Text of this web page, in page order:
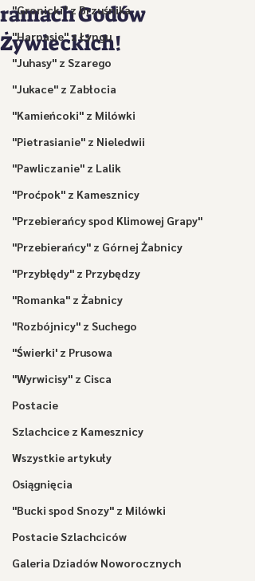
"Gronicki" z Brzuśnika
"Harnasie" z Łyngu
"Juhasy" z Szarego
"Jukace" z Zabłocia
"Kamieńcoki" z Milówki
"Pietrasianie" z Nieledwii
"Pawliczanie" z Lalik
"Proćpok" z Kamesznicy
"Przebierańcy spod Klimowej Grapy"
"Przebierańcy" z Górnej Żabnicy
"Przybłędy" z Przybędzy
"Romanka" z Żabnicy
"Rozbójnicy" z Suchego
"Świerki' z Prusowa
"Wyrwicisy" z Cisca
Postacie
Szlachcice z Kamesznicy
Wszystkie artykuły
Osiągnięcia
"Bucki spod Snozy" z Milówki
Postacie Szlachciców
Galeria Dziadów Noworocznych
ramach Godów
Żywieckich!